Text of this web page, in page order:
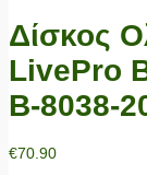
Δίσκος
LivePro
Β-8038-
€70.90